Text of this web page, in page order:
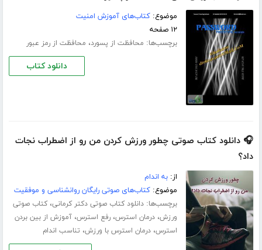
موضوع:کتاب‌های آموزش امنیت
۱۲ صفحه
برچسب‌ها: محافظت از پسورد، محافظت از رمز عبور
دانلود کتاب
🎧 دانلود کتاب صوتی چطور ورزش کردن من رو از اضطراب نجات
داد؟
از:به اندام
موضوع:کتاب‌های صوتی رایگان روانشناسی و موفقیت
برچسب‌ها:دانلود کتاب صوتی دکتر کرمانی،کتاب صوتی
ورزش،درمان استرس،رفع استرس،آموزش از بین بردن
استرس،درمان استرس با ورزش، تناسب اندام